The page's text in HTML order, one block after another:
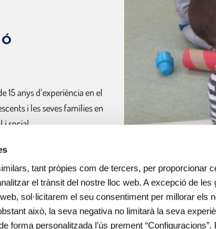
tant pròpies com de tercers, per proporcionar
el trànsit del nostre lloc web. A excepció de les
sol·licitarem el seu consentiment per millorar els
això, la seva negativa no limitarà la seva
forma personalitzada l’ús prement
15 anys d’experiència en el
i les seves famílies en
i social.
i lleure educatiu.